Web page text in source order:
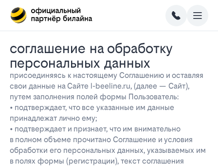
соглашение на обработку
персональных данных
присоединяясь к настоящему Соглашению и оставляя
свои данные на Сайте l-beeline.ru, (далее — Сайт),
путем заполнения полей формы Пользователь:
• подтверждает, что все указанные им данные
принадлежат лично ему;
• подтверждает и признает, что им внимательно
в полном объеме прочитано Соглашение и условия
обработки его персональных данных, указываемых им
в полях формы (регистрации), текст соглашения